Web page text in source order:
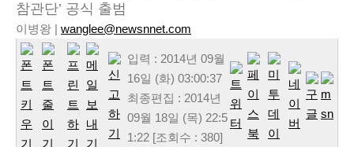
참관단’ 공식 출범
이병왕 | wanglee@newsnnet.com
입력 : 2014년 09월
16일 (화) 03:00:37
최종편집 : 2014년
09월 18일 (목) 22:5
1:22 [조회수 : 380]